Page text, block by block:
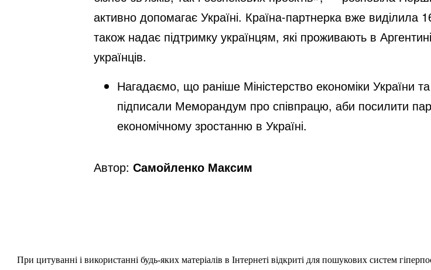
активно допомагає Україні. Країна-партнерка вже виділила
також надає підтримку українцям, які проживають в
українців.
Нагадаємо, що раніше Міністерство економіки України
підписали Меморандум про співпрацю, аби посилити
економічному зростанню в Україні.
Автор: Самойленко Максим
При цитуванні і використанні будь-яких матеріалів в Інтернеті відкриті для пошукових систем